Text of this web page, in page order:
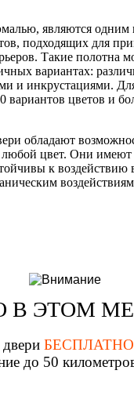
являются одним
подходящих для
Такие полотна
вариантах:
и инкрустациями.
вариантов цветов и
обладают
цвет. Они имеют
к
В ЭТОМ
БЕСПЛАТНО
до 50